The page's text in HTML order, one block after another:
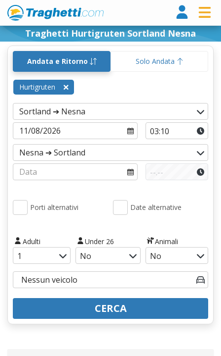
Traghetti Hurtigruten Sortland Nesna
Andata e Ritorno Solo Andata
Hurtigruten
Porti alternativi Date alternative
Adulti Under 26 Animali
CERCA